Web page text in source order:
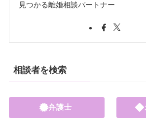
見つかる離婚相談パートナー
相談者を検索
弁護士